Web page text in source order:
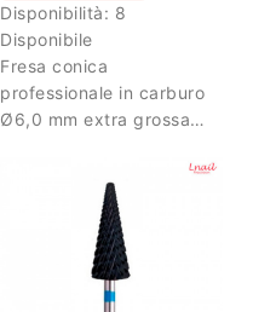
Disponibilità: 8
Disponibile
Fresa conica
professionale in carburo
Ø6,0 mm extra grossa
Super Cut, rivestimento
DLC e AL 14,6 mm. Ideale
per rimozione intensa di
gel e acrilico con ridotta
generazione di calore.